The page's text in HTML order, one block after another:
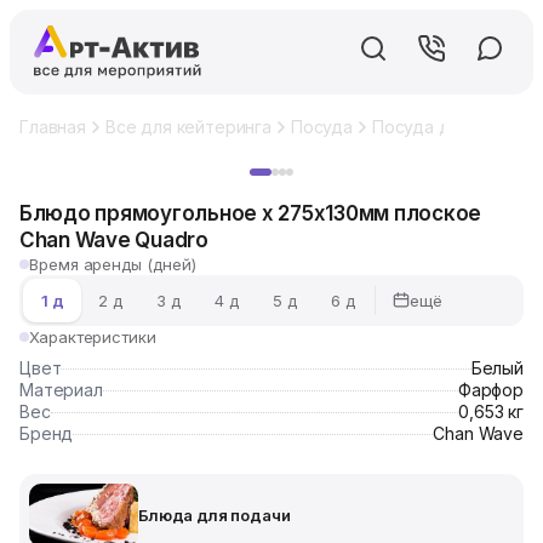
Главная Все для кейтеринга Посуда Посуда для
Блюдо прямоугольное х 275х130мм плоское
Chan Wave Quadro
Время аренды (дней)
1 д
2 д 3 д 4 д 5 д 6 д
ещё
Характеристики
Цвет
Белый
Материал
Фарфор
Вес
0,653 кг
Бренд
Chan Wave
Блюда для подачи